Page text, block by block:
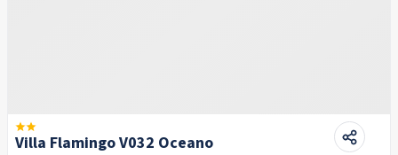
Villa Flamingo V032 Oceano